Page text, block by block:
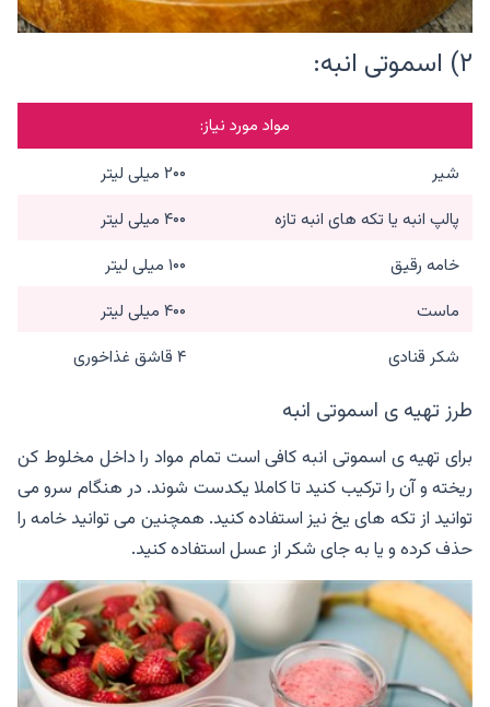
۲) اسموتی انبه:
مواد مورد نیاز:
شیر
۲۰۰ میلی لیتر
پالپ انبه یا تکه های انبه تازه
۴۰۰ میلی لیتر
خامه رقیق
۱۰۰ میلی لیتر
ماست
۴۰۰ میلی لیتر
شکر قنادی
۴ قاشق غذاخوری
طرز تهیه ی اسموتی انبه
برای تهیه ی اسموتی انبه کافی است تمام مواد را داخل مخلوط کن
ریخته و آن را ترکیب کنید تا کاملا یکدست شوند. در هنگام سرو می
توانید از تکه های یخ نیز استفاده کنید. همچنین می توانید خامه را
حذف کرده و یا به جای شکر از عسل استفاده کنید.